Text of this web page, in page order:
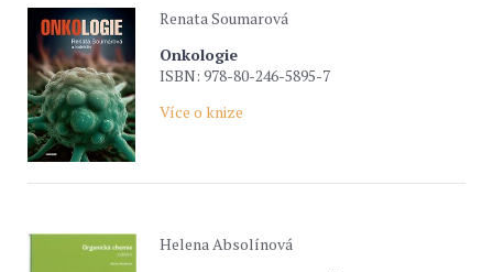
Renata Soumarová
Onkologie
ISBN: 978-80-246-5895-7
Více o knize
Helena Absolínová